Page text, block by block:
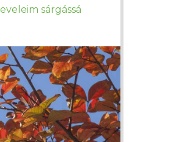
sárgássá